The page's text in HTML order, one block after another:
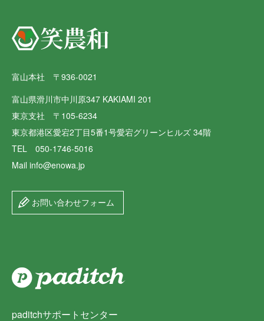
富山本社 〒936-0021
富山県滑川市中川原347 KAKIAMI 201
東京支社 〒105-6234
東京都港区愛宕2丁目5番1号愛宕グリーンヒルズ 34階
TEL 050-1746-5016
Mail info@enowa.jp
お問い合わせフォーム
paditchサポートセンター